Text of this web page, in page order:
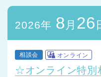
2026年 8 月 26
相談会 オンライン
☆オンライン特別